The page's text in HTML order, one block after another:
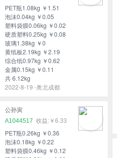
PET瓶1.08kg ￥1.51
泡沫0.04kg ￥0.05
塑料袋膜0.06kg ￥0.02
硬质塑料0.25kg ￥0.08
玻璃1.38kg ￥0
黄纸板2.19kg ￥2.19
综合纸0.97kg ￥0.62
金属0.15kg ￥0.11
共 6.12kg
2022-8-19 -奥北成都
公孙寅
A1044517
￥6.33
PET瓶0.26kg ￥0.36
泡沫0.18kg ￥0.22
塑料袋膜0.46kg ￥0.12